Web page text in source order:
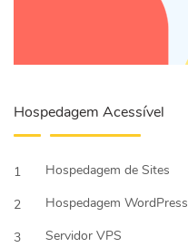
Hospedagem Acessível
1
Hospedagem de Sites
2
Hospedagem WordPress
3
Servidor VPS